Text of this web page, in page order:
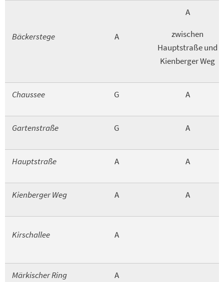
Bäckerstege A
A
zwischen
Hauptstraße und
Kienberger Weg
Chaussee G A
Gartenstraße G A
Hauptstraße A A
Kienberger Weg A A
Kirschallee A
Märkischer Ring A